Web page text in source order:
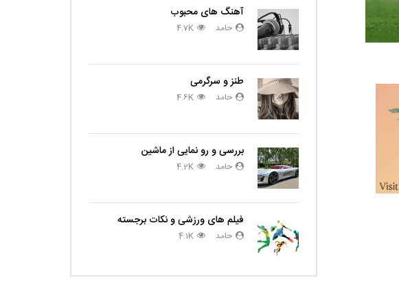
آهنگ های محبوب
حامد 4.7K
طنز و سرگرمی
حامد 4.6K
بررسی و رو نمایی از ماشین
حامد 4.2K
فیلم های ورزشی و نکات برجسته
حامد 4.1K